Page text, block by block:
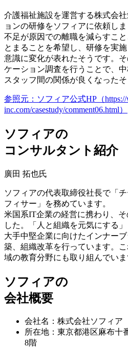
介護福祉施設を運営する株式会
ョンの研修をソフィアに依頼し
不足が原因での離職を減らすこ
とまることを希望し、研修を実
意識に変化が表れたそうです。
ケーション調査を行うことで、
スタッフ間の関係が良くなったそ
参照元：ソフィア公式HP（https://
inc.com/casestudy/comment06.html）
ソフィアの
コンサルタント紹介
廣田 拓也氏
ソフィアの代表取締役社長で「
フィサー」を務めています。
米国系IT企業の経営に携わり、
した。「人と組織を元気にする
大手中堅企業に向けたインナー
築、組織改革を行っています。
域の教育分野にも取り組んでいま
ソフィアの
会社概要
会社名：株式会社ソフィア
所在地：東京都港区麻布十
8階